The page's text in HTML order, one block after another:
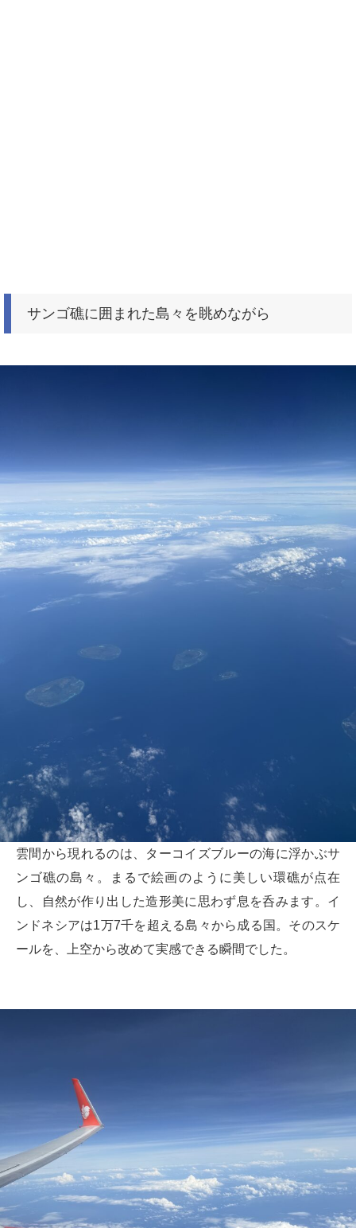
サンゴ礁に囲まれた島々を眺めながら
雲間から現れるのは、ターコイズブルーの海に浮かぶサ
ンゴ礁の島々。まるで絵画のように美しい環礁が点在
し、自然が作り出した造形美に思わず息を呑みます。イ
ンドネシアは1万7千を超える島々から成る国。そのスケ
ールを、上空から改めて実感できる瞬間でした。